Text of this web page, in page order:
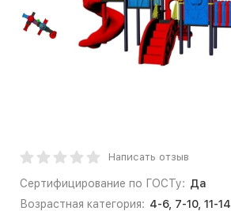
Написать отзыв
Сертифицирование по ГОСТу: Да
Возрастная категория: 4-6, 7-10, 11-14